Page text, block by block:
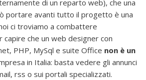
di un reparto web), che una
portare avanti tutto il progetto è una
ci troviamo a combattere
capire che un web designer con
PHP, MySql e suite Office non è un
in Italia: basta vedere gli annunci
rss o sui portali specializzati.